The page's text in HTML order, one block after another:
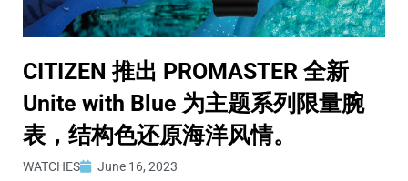
CITIZEN 推出 PROMASTER 全新
Unite with Blue 为主题系列限量腕
表，结构色还原海洋风情。
WATCHES June 16, 2023